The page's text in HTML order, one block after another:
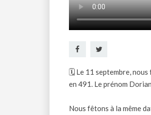
🗓 Le 11 septembre, nous
en 491. Le prénom
Nous fêtons à la même